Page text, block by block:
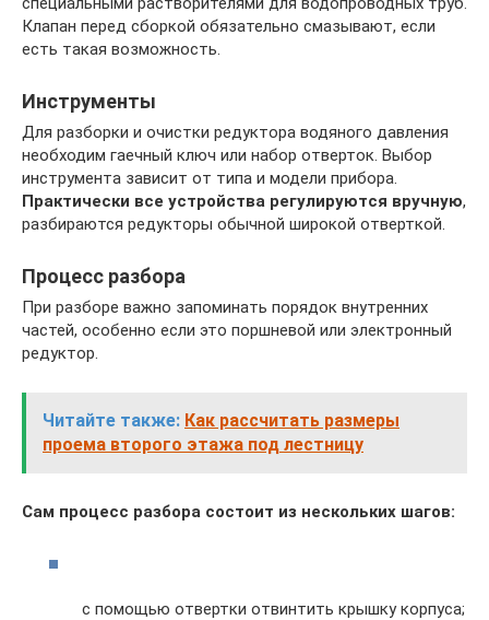
Клапан перед сборкой обязательно смазывают, если
есть такая возможность.
Инструменты
Для разборки и очистки редуктора водяного давления
необходим гаечный ключ или набор отверток. Выбор
инструмента зависит от типа и модели прибора.
Практически все устройства регулируются вручную,
разбираются редукторы обычной широкой отверткой.
Процесс разбора
При разборе важно запоминать порядок внутренних
частей, особенно если это поршневой или электронный
редуктор.
Читайте также: Как рассчитать размеры
проема второго этажа под лестницу
Сам процесс разбора состоит из нескольких шагов:
с помощью отвертки отвинтить крышку корпуса;